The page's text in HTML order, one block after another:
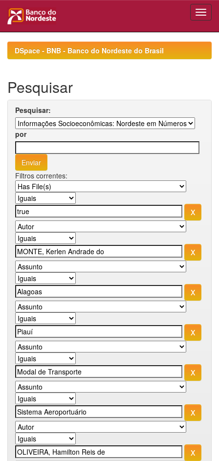
navigationDSpace - BNB - Banco do Nordeste do Brasil
Pesquisar
Pesquisar:
por
Filtros correntes: